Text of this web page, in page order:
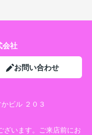
会社
お問い合わせ
ビル ２０３
ざいます。ご来店前にお